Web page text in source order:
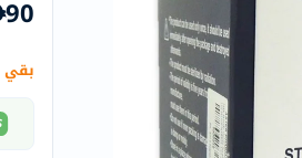
90
بقي 1 فقط، اطلب الآن